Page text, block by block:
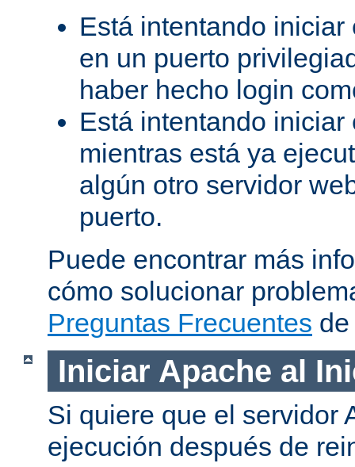
Está intentando
en un puerto
haber hecho login
Está intentando
mientras está ya
algún otro servidor
puerto.
Puede encontrar más
cómo solucionar
Preguntas Frecuentes
Iniciar Apache al
Si quiere que el servidor
ejecución después de